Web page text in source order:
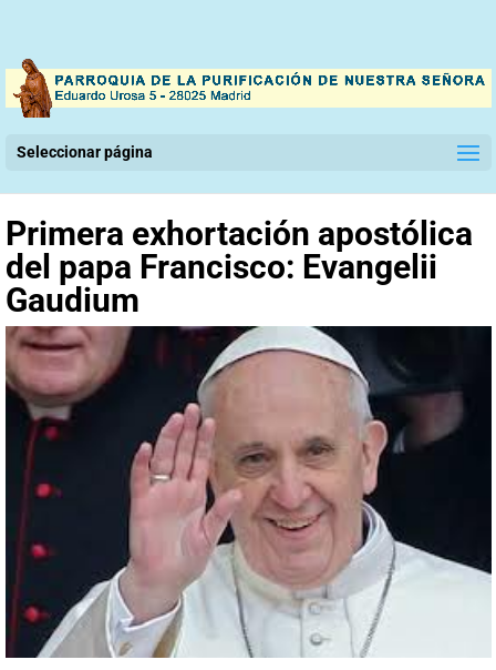
Seleccionar página
Primera exhortación apostólica
del papa Francisco: Evangelii
Gaudium